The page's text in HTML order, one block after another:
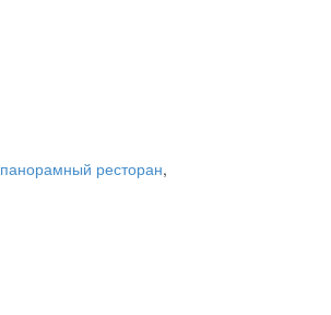
панорамный ресторан,